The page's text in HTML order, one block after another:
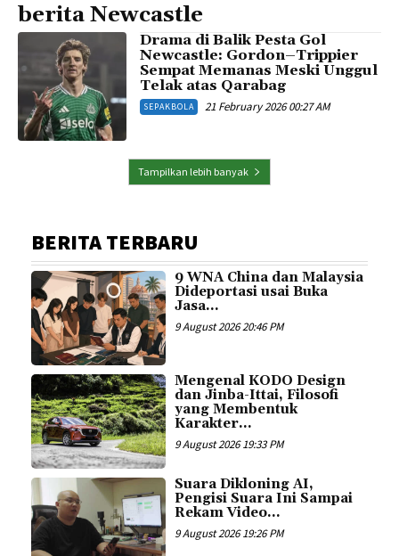
berita Newcastle
Drama di Balik Pesta Gol
Newcastle: Gordon–Trippier
Sempat Memanas Meski Unggul
Telak atas Qarabag
SEPAKBOLA 21 February 2026 00:27 AM
Tampilkan lebih banyak
BERITA TERBARU
9 WNA China dan Malaysia
Dideportasi usai Buka
Jasa...
9 August 2026 20:46 PM
Mengenal KODO Design
dan Jinba-Ittai, Filosofi
yang Membentuk
Karakter...
9 August 2026 19:33 PM
Suara Dikloning AI,
Pengisi Suara Ini Sampai
Rekam Video...
9 August 2026 19:26 PM